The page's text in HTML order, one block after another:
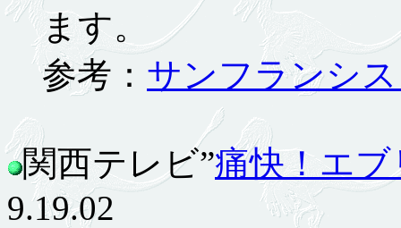
ます。
参考： サンフランシ
関西テレビ”痛快！エ
9.19.02